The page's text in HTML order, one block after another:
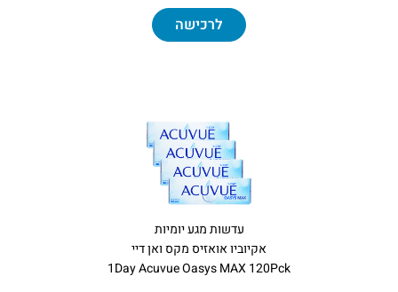
לרכישה
עדשות מגע יומיות
אקיוביו אואזיס מקס ואן דיי
1Day Acuvue Oasys MAX 120Pck